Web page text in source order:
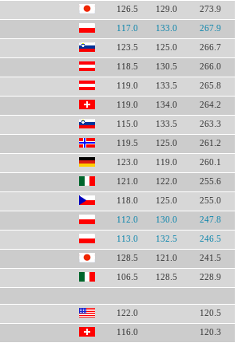
126.5 129.0 273.9
117.0 133.0 267.9
123.5 125.0 266.7
118.5 130.5 266.0
119.0 133.5 265.8
119.0 134.0 264.2
115.0 133.5 263.3
119.5 125.0 261.2
123.0 119.0 260.1
121.0 122.0 255.6
118.0 125.0 255.0
112.0 130.0 247.8
113.0 132.5 246.5
128.5 121.0 241.5
106.5 128.5 228.9
122.0 120.5
116.0 120.3